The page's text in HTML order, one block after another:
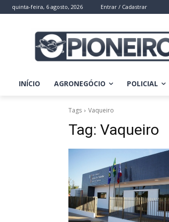
quinta-feira, 6 agosto, 2026 Entrar / Cadastrar
INÍCIO AGRONEGÓCIO POLICIAL
Tags Vaqueiro
Tag: Vaqueiro